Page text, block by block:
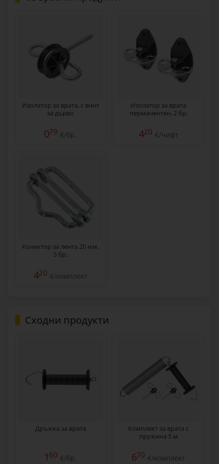
Изолатор за врата, с винт
за дърво
079 €/бр.
Изолатор за врата
перманентен, 2 бр.
420 €/чифт
Конектор за лента 20 мм,
5 бр.
420 €/комплект
Сходни продукти
Дръжка за врата
160 €/бр.
Комплект за врата с
пружина 5 м
670 €/комплект